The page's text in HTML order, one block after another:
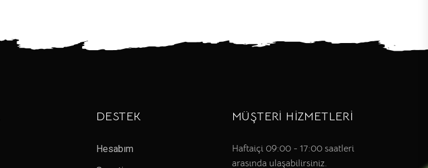
DESTEK
Hesabım
MÜŞTERİ HİZMETLERİ
Haftaiçi 09:00 - 17:00 saatleri
arasında ulaşabilirsiniz.